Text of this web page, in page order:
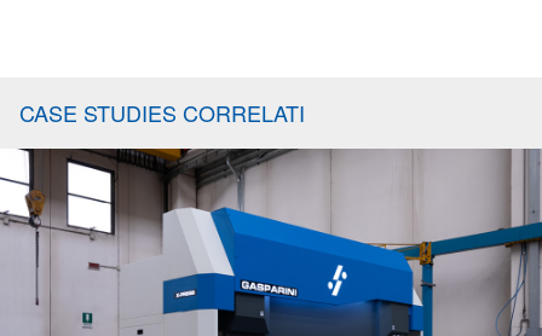
CASE STUDIES CORRELATI